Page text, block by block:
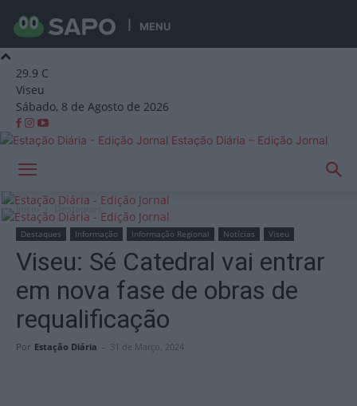
MENU
29.9 C
Viseu
Sábado, 8 de Agosto de 2026
Estação Diária – Edição Jornal
Início Destaques
Destaques Informação Informação Regional Notícias Viseu
Viseu: Sé Catedral vai entrar
em nova fase de obras de
requalificação
Por Estação Diária - 31 de Março, 2024